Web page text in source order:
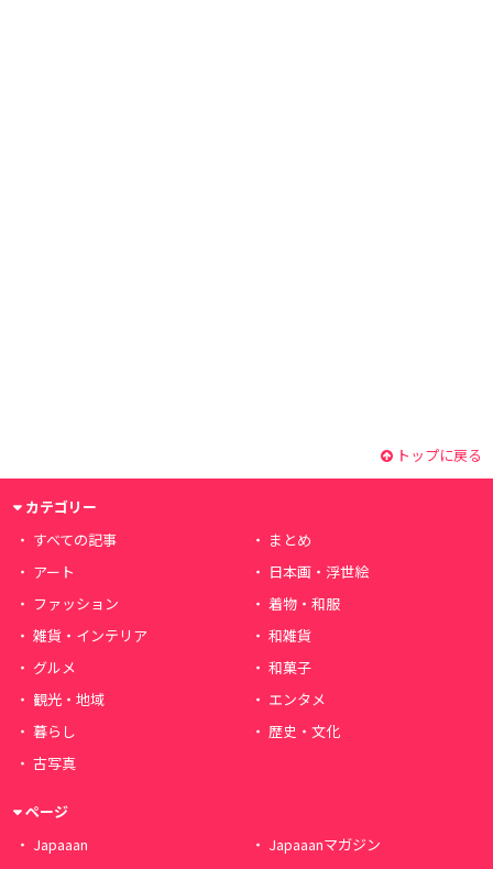
トップに戻る
カテゴリー
すべての記事
まとめ
アート
日本画・浮世絵
ファッション
着物・和服
雑貨・インテリア
和雑貨
グルメ
和菓子
観光・地域
エンタメ
暮らし
歴史・文化
古写真
ページ
Japaaan
Japaaanマガジン